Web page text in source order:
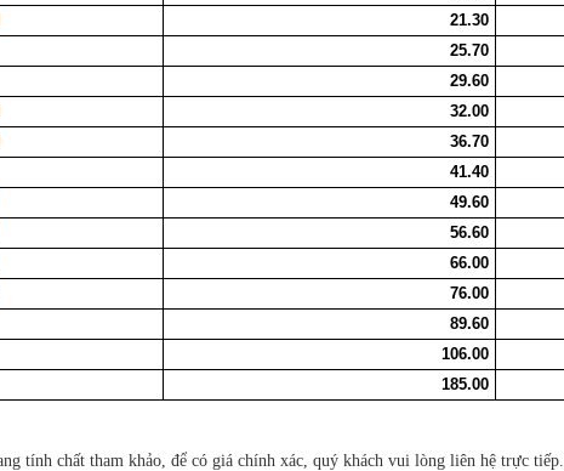
21.30
25.70
29.60
32.00
36.70
41.40
49.60
56.60
66.00
76.00
89.60
106.00
185.00
tính chất tham khảo, để có giá chính xác, quý khách vui lòng liên hệ trực tiếp.